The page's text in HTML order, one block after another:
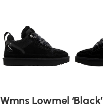
Wmns Lowmel ‘Black’